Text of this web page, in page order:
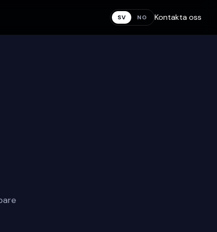
SV NO Kontakta oss